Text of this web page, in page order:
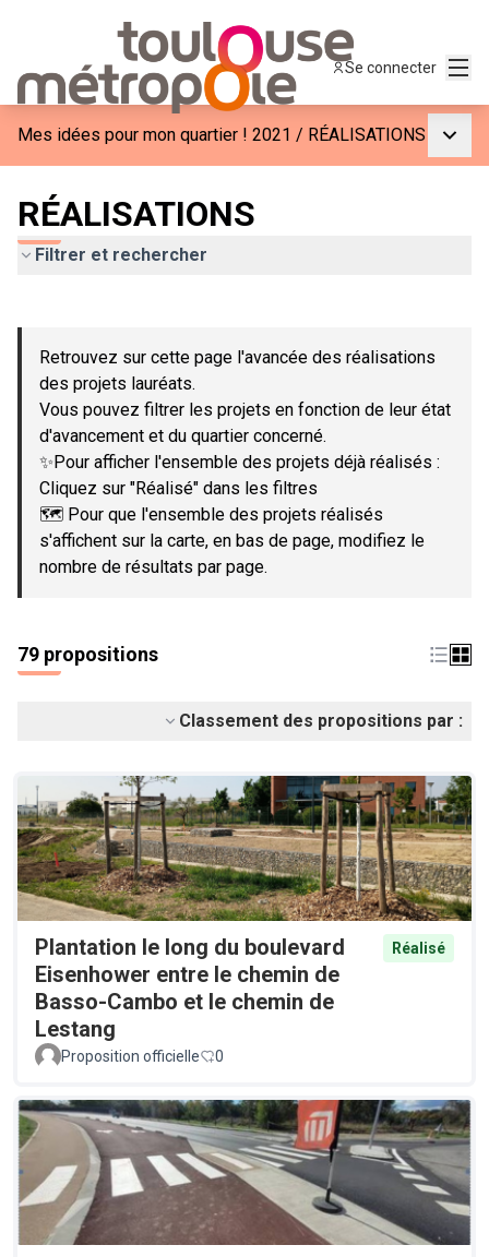
Se connecter
Mes idées pour mon quartier ! 2021 / RÉALISATIONS
RÉALISATIONS
Filtrer et rechercher
−
Retrouvez sur cette page l'avancée des réalisations
des projets lauréats.
Vous pouvez filtrer les projets en fonction de leur état
d'avancement et du quartier concerné.
✨Pour afficher l'ensemble des projets déjà réalisés :
Cliquez sur "Réalisé" dans les filtres
🗺️ Pour que l'ensemble des projets réalisés
s'affichent sur la carte, en bas de page, modifiez le
nombre de résultats par page.
79 propositions
Classement des propositions par :
Plantation le long du boulevard
Eisenhower entre le chemin de
Basso-Cambo et le chemin de
Lestang
Réalisé
Proposition officielle 0